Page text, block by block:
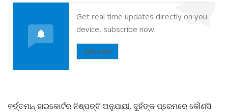
Get real time updates directly on you
device, subscribe now.
Subscribe
ବର୍ତ୍ତମାନ୍ ହାଇକୋର୍ଟର ନିଷ୍ପତ୍ତି ଅନୁଯାୟୀ, ଦୁହିଁଙ୍କ ପ୍ରେମରେ କୌଣସି